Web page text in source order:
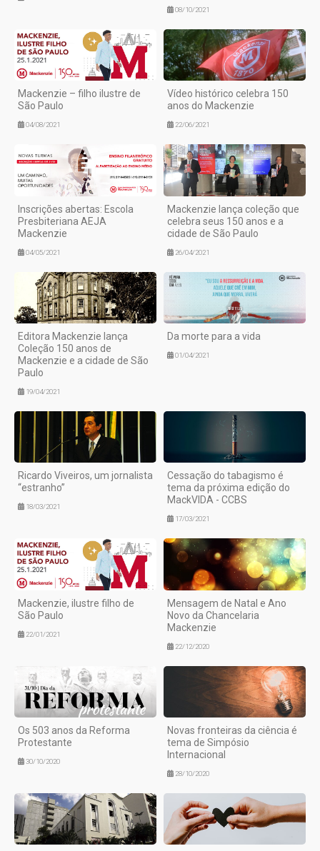
08/10/2021
Mackenzie – filho ilustre de
São Paulo
04/08/2021
Vídeo histórico celebra 150
anos do Mackenzie
22/06/2021
Inscrições abertas: Escola
Presbiteriana AEJA
Mackenzie
04/05/2021
Mackenzie lança coleção que
celebra seus 150 anos e a
cidade de São Paulo
26/04/2021
Editora Mackenzie lança
Coleção 150 anos de
Mackenzie e a cidade de São
Paulo
19/04/2021
Da morte para a vida
01/04/2021
Ricardo Viveiros, um jornalista
“estranho”
18/03/2021
Cessação do tabagismo é
tema da próxima edição do
MackVIDA - CCBS
17/03/2021
Mackenzie, ilustre filho de
São Paulo
22/01/2021
Mensagem de Natal e Ano
Novo da Chancelaria
Mackenzie
22/12/2020
Os 503 anos da Reforma
Protestante
30/10/2020
Novas fronteiras da ciência é
tema de Simpósio
Internacional
28/10/2020